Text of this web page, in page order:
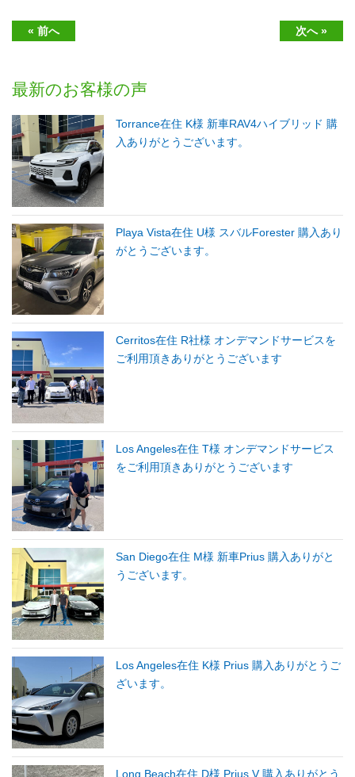
« 前へ 次へ »
最新のお客様の声
Torrance在住 K様 新車RAV4ハイブリッド 購
入ありがとうございます。
Playa Vista在住 U様 スバルForester 購入あり
がとうございます。
Cerritos在住 R社様 オンデマンドサービスを
ご利用頂きありがとうございます
Los Angeles在住 T様 オンデマンドサービス
をご利用頂きありがとうございます
San Diego在住 M様 新車Prius 購入ありがと
うございます。
Los Angeles在住 K様 Prius 購入ありがとうご
ざいます。
Long Beach在住 D様 Prius V 購入ありがとう